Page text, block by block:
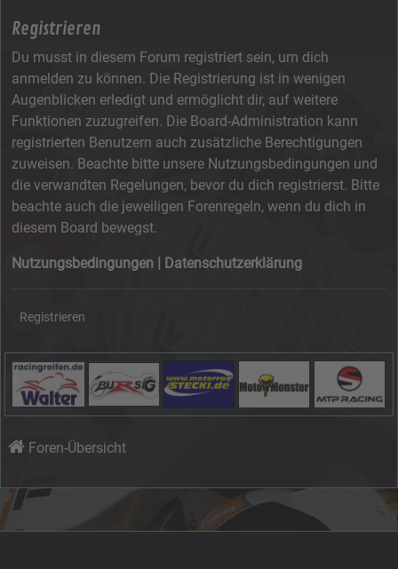
Registrieren
Du musst in diesem Forum registriert sein, um dich
anmelden zu können. Die Registrierung ist in wenigen
Augenblicken erledigt und ermöglicht dir, auf weitere
Funktionen zuzugreifen. Die Board-Administration kann
registrierten Benutzern auch zusätzliche Berechtigungen
zuweisen. Beachte bitte unsere Nutzungsbedingungen und
die verwandten Regelungen, bevor du dich registrierst. Bitte
beachte auch die jeweiligen Forenregeln, wenn du dich in
diesem Board bewegst.
Nutzungsbedingungen Datenschutzerklärung
Registrieren
Foren-Übersicht